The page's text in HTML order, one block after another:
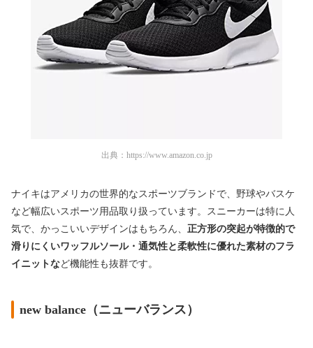
出典： https://www.amazon.co.jp
ナイキはアメリカの世界的なスポーツブランドで、野球やバスケ
など幅広いスポーツ用品取り扱っています。スニーカーは特に人
気で、かっこいいデザインはもちろん、 正方形の突起が特徴的で
滑りにくいワッフルソール・通気性と柔軟性に優れた素材のフラ
イニットなど機能性も抜群です。
new balance（ニューバランス）